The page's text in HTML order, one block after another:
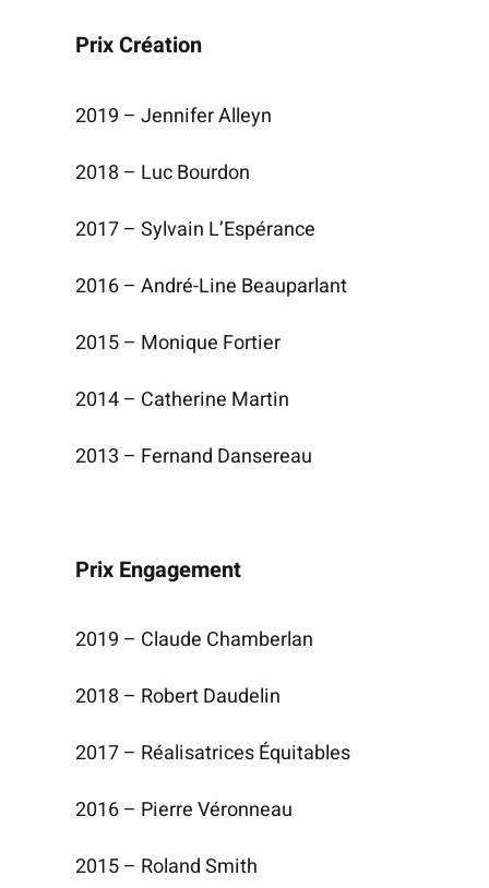
Prix Création
2019 – Jen­ni­fer Alleyn
2018 – Luc Bourdon
2017 – Syl­vain L’Espérance
2016 – André-Line Beauparlant
2015 – Monique Fortier
2014 – Cathe­rine Martin
2013 – Fer­nand Dansereau
Prix Engagement
2019 – Claude Chamberlan
2018 – Robert Daudelin
2017 – Réa­li­sa­trices Équitables
2016 – Pierre Véronneau
2015 – Roland Smith